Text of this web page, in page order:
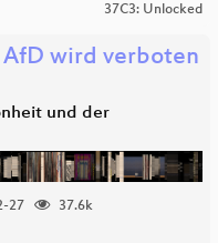
37C3: Unlocked
wird verboten
und der
27
37.6k